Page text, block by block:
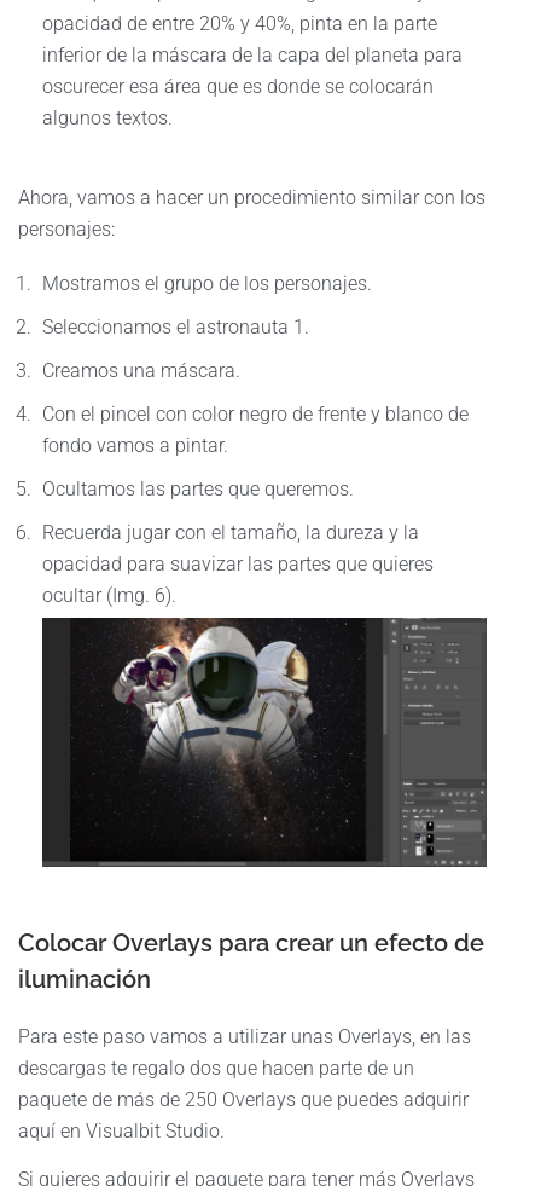
opacidad de entre 20% y 40%, pinta en la parte
inferior de la máscara de la capa del planeta para
oscurecer esa área que es donde se colocarán
algunos textos.
Ahora, vamos a hacer un procedimiento similar con los
personajes:
Mostramos el grupo de los personajes.
Seleccionamos el astronauta 1.
Creamos una máscara.
Con el pincel con color negro de frente y blanco de
fondo vamos a pintar.
Ocultamos las partes que queremos.
Recuerda jugar con el tamaño, la dureza y la
opacidad para suavizar las partes que quieres
ocultar (Img. 6).
Colocar Overlays para crear un efecto de
iluminación
Para este paso vamos a utilizar unas Overlays, en las
descargas te regalo dos que hacen parte de un
paquete de más de 250 Overlays que puedes adquirir
aquí en Visualbit Studio.
Si quieres adquirir el paquete para tener más Overlays